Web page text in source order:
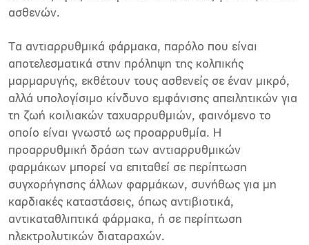
ασθενών.
Τα αντιαρρυθµικά φάρµακα, παρόλο που είναι
αποτελεσµατικά στην πρόληψη της κολπικής
µαρµαρυγής, εκθέτουν τους ασθενείς σε έναν µικρό,
αλλά υπολογίσιµο κίνδυνο εµφάνισης απειλητικών για
τη ζωή κοιλιακών ταχυαρρυθµιών, φαινόµενο το
οποίο είναι γνωστό ως προαρρυθµία. Η
προαρρυθµική δράση των αντιαρρυθµικών
φαρµάκων µπορεί να επιταθεί σε περίπτωση
συγχορήγησης άλλων φαρµάκων, συνήθως για µη
καρδιακές καταστάσεις, όπως αντιβιοτικά,
αντικαταθλιπτικά φάρµακα, ή σε περίπτωση
ηλεκτρολυτικών διαταραχών.